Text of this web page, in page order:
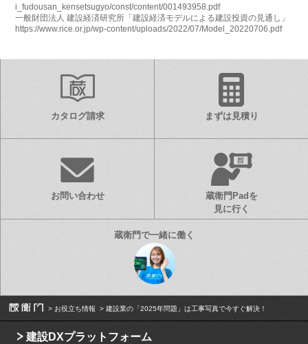
i_fudousan_kensetsugyo/const/content/001493958.pdf
一般財団法人 建設経済研究所「建設経済モデルによる建設投資の見通し」
https://www.rice.or.jp/wp-content/uploads/2022/07/Model_20220706.pdf
カタログ請求 まずは見積り
お問い合わせ
蔵衛門Padを
見に行く
お役立ち情報 建設業の「2025年問題」は工事写真で今すぐ解決！
建設DXプラットフォーム